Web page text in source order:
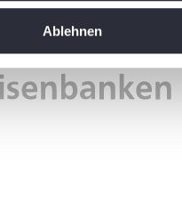
und die Zugriffe auf
Informationen zu Ihrer
Ablehnen